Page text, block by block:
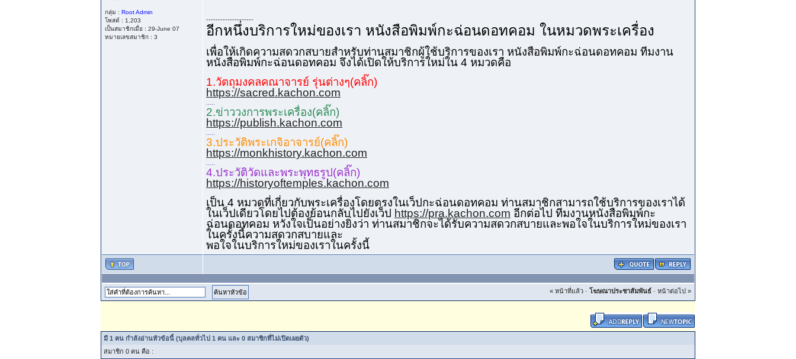
กลุ่ม : Root Admin
โพสต์ : 1,203
เป็นสมาชิกเมื่อ : 29-June 07
หมายเลขสมาชิก : 3
--------------------
อีกหนึ่งบริการใหม่ของเรา หนังสือพิมพ์กะฉ่อนดอทคอม ในหมวดพระเครื่อง
เพื่อให้เกิดความสดวกสบายสำหรับท่านสมาชิกผู้ใช้บริการของเรา หนังสือพิมพ์กะฉ่อนดอทคอม ทีมงาน
หนังสือพิมพ์กะฉ่อนดอทคอม จึงได้เปิดให้บริการใหม่ใน 4 หมวดคือ
1.วัตถุมงคลคณาจารย์ รุ่นต่างๆ(คลิ๊ก)
https://sacred.kachon.com
2.ข่าววงการพระเครื่อง(คลิ๊ก)
https://publish.kachon.com
3.ประวัติพระเกจิอาจารย์(คลิ๊ก)
https://monkhistory.kachon.com
4.ประวัติวัดและพระพุทธรูป(คลิ๊ก)
https://historyoftemples.kachon.com
เป็น 4 หมวดที่เกี่ยวกับพระเครื่องโดยตรงในเว็ปกะฉ่อนดอทคอม ท่านสมาชิกสามารถใช้บริการของเราได้
ในเว็ปเดียวโดยไปต้องย้อนกลับไปยังเว็ป https://pra.kachon.com อีกต่อไป ทีมงานหนังสือพิมพ์กะ
ฉ่อนดอทคอม หวังใจเป็นอย่างยิ่งว่า ท่านสมาชิกจะได้รับความสดวกสบายและพอใจในบริการใหม่ของเรา
ในครั้งนี้ความสดวกสบายและ
พอใจในบริการใหม่ของเราในครั้งนี้
« หน้าที่แล้ว · โฆษณาประชาสัมพันธ์ · หน้าต่อไป »
มี 1 คน กำลังอ่านหัวข้อนี้ (บุลคลทั่วไป 1 คน และ 0 สมาชิกที่ไม่เปิดเผยตัว)
สมาชิก 0 คน คือ :